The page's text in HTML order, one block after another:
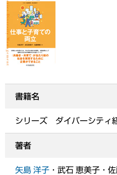
書籍名
シリーズ ダイバーシティ
著者
矢島 洋子 ・武石 恵美子・